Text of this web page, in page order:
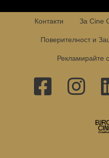
Контакти За Cine
Поверителност и
Рекламирайте